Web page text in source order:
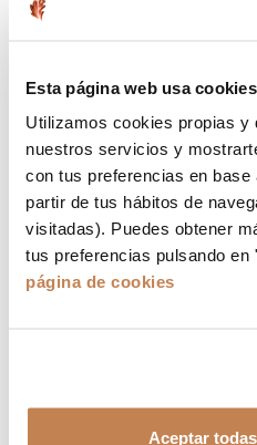
Esta página web usa cookies
Utilizamos cookies propias y
nuestros servicios y
con tus preferencias en base
partir de tus hábitos de
visitadas). Puedes obtener
tus preferencias pulsando
página de cookies
Aceptar